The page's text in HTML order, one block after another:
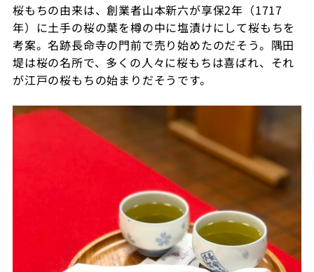
桜もちの由来は、創業者山本新六が享保2年（1717
年）に土手の桜の葉を樽の中に塩漬けにして桜もちを
考案。名跡長命寺の門前で売り始めたのだそう。隅田
堤は桜の名所で、多くの人々に桜もちは喜ばれ、それ
が江戸の桜もちの始まりだそうです。